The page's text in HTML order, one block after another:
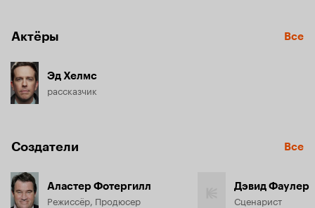
Актёры Все
Эд Хелмс
рассказчик
Создатели Все
Аластер Фотергилл
Режиссёр, Продюсер
Дэвид Фаулер
Сценарист